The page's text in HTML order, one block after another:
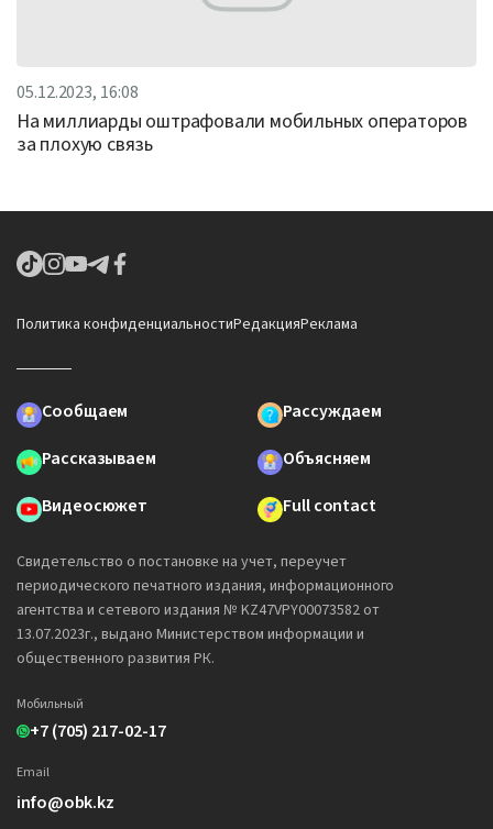
05.12.2023, 16:08
На миллиарды оштрафовали мобильных операторов
за плохую связь
Политика конфиденциальностиРедакцияРеклама
Сообщаем
Рассуждаем
Рассказываем
Объясняем
Видеосюжет
Full contact
Свидетельство о постановке на учет, переучет
периодического печатного издания, информационного
агентства и сетевого издания № KZ47VPY00073582 от
13.07.2023г., выдано Министерством информации и
общественного развития РК.
Мобильный
+7 (705) 217-02-17
Email
info@obk.kz